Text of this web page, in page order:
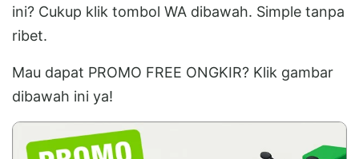
ini? Cukup klik tombol WA dibawah. Simple tanpa
ribet.
Mau dapat PROMO FREE ONGKIR? Klik gambar
dibawah ini ya!